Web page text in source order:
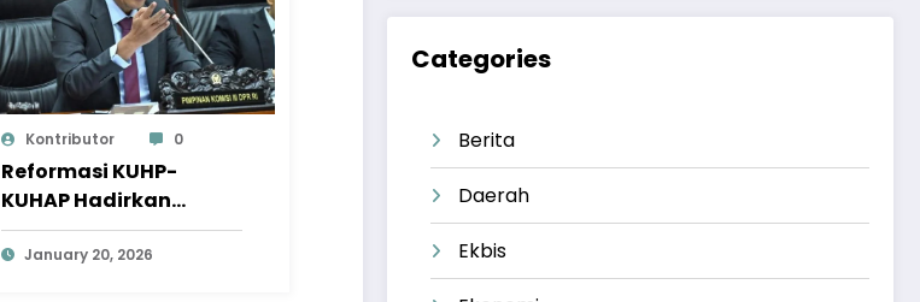
Kontributor 0
Reformasi KUHP-
KUHAP Hadirkan
Wajah Hukum yang
Lebih Berkeadilan
January 20, 2026
Categories
Berita
Daerah
Ekbis